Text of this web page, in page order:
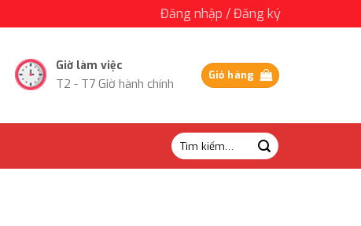
Đăng nhập / Đăng ký
Giờ làm việc
T2 - T7 Giờ hành chính
Giỏ hàng
Tìm
kiếm: